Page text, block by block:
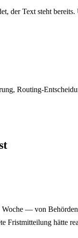
der Text steht
Routing-
— von
Fristmitteilung hätte